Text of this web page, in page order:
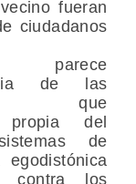
fueran
ciudadanos
de las
que
a del
de
egodistónica
contra los